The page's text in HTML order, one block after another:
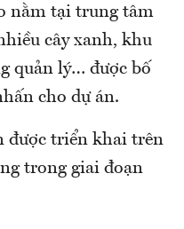
nằm tại trung tâm
cây xanh, khu
quản lý… được bố
cho dự án.
được triển khai trên
trong giai đoạn